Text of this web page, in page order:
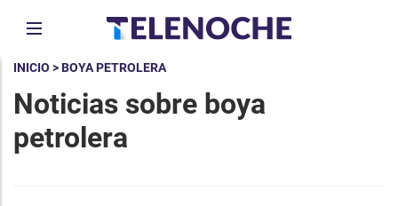
INICIO > BOYA PETROLERA
Noticias sobre boya
petrolera